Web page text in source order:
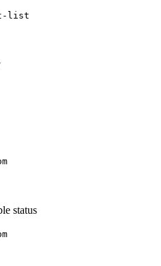
list
status